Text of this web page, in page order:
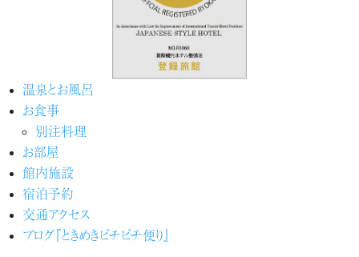
温泉とお風呂
お食事
別注料理
お部屋
館内施設
宿泊予約
交通アクセス
ブログ『ときめきピチピチ便り』